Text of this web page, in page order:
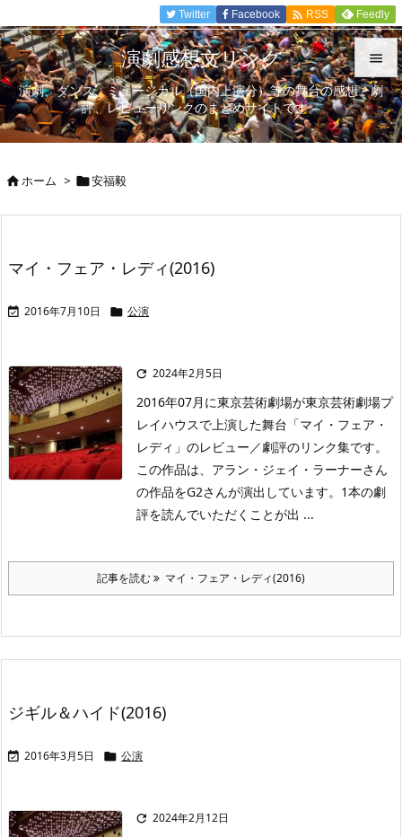


メニュ

Twitter Facebook  RSS Feedly
演劇感想文リンク
演劇、ダンス、ミュージカル（国内上演分）等の舞台の感想、劇
評、レビューリンクのまとめサイトです。
ホーム > 安福毅
マイ・フェア・レディ(2016)
 2016年7月10日  公演
 2024年2月5日
2016年07月に東京芸術劇場が東京芸術劇場プ
レイハウスで上演した舞台「マイ・フェア・
レディ」のレビュー／劇評のリンク集です。
この作品は、アラン・ジェイ・ラーナーさん
の作品をG2さんが演出しています。1本の劇
評を読んでいただくことが出 ...
記事を読む マイ・フェア・レディ(2016)
ジギル＆ハイド(2016)
 2016年3月5日  公演
 2024年2月12日